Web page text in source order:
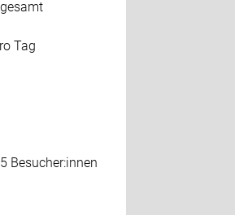
Tag
Besucher:innen